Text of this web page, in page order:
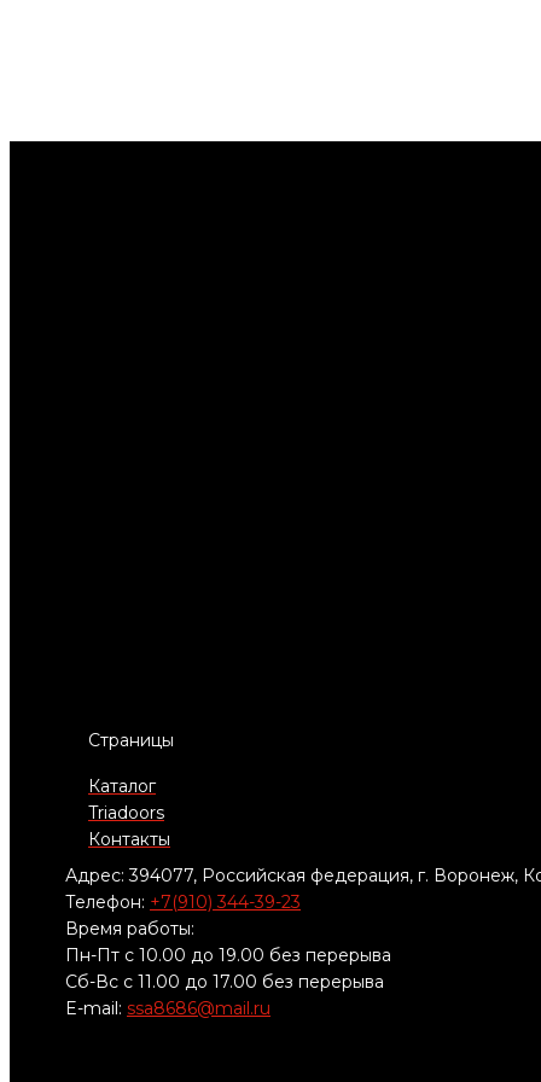
Страницы
Каталог
Triadoors
Контакты
Адрес: 394077, Российская федерация, г. Воронеж,
Телефон: +7(910) 344-39-23
Время работы:
Пн-Пт с 10.00 до 19.00 без перерыва
Сб-Вс с 11.00 до 17.00 без перерыва
E-mail: ssa8686@mail.ru